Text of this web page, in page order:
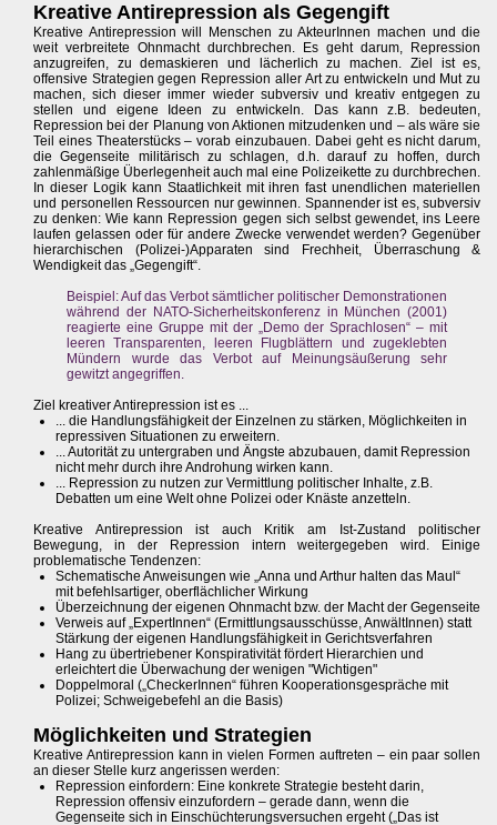
Kreative Antirepression als Gegengift
Kreative Antirepression will Menschen zu AkteurInnen machen und die
weit verbreitete Ohnmacht durchbrechen. Es geht darum, Repression
anzugreifen, zu demaskieren und lächerlich zu machen. Ziel ist es,
offensive Strategien gegen Repression aller Art zu entwickeln und Mut zu
machen, sich dieser immer wieder subversiv und kreativ entgegen zu
stellen und eigene Ideen zu entwickeln. Das kann z.B. bedeuten,
Repression bei der Planung von Aktionen mitzudenken und – als wäre sie
Teil eines Theaterstücks – vorab einzubauen. Dabei geht es nicht darum,
die Gegenseite militärisch zu schlagen, d.h. darauf zu hoffen, durch
zahlenmäßige Überlegenheit auch mal eine Polizeikette zu durchbrechen.
In dieser Logik kann Staatlichkeit mit ihren fast unendlichen materiellen
und personellen Ressourcen nur gewinnen. Spannender ist es, subversiv
zu denken: Wie kann Repression gegen sich selbst gewendet, ins Leere
laufen gelassen oder für andere Zwecke verwendet werden? Gegenüber
hierarchischen (Polizei-)Apparaten sind Frechheit, Überraschung &
Wendigkeit das „Gegengift“.
Beispiel: Auf das Verbot sämtlicher politischer Demonstrationen
während der NATO-Sicherheitskonferenz in München (2001)
reagierte eine Gruppe mit der „Demo der Sprachlosen“ – mit
leeren Transparenten, leeren Flugblättern und zugeklebten
Mündern wurde das Verbot auf Meinungsäußerung sehr
gewitzt angegriffen.
Ziel kreativer Antirepression ist es ...
... die Handlungsfähigkeit der Einzelnen zu stärken, Möglichkeiten in
repressiven Situationen zu erweitern.
... Autorität zu untergraben und Ängste abzubauen, damit Repression
nicht mehr durch ihre Androhung wirken kann.
... Repression zu nutzen zur Vermittlung politischer Inhalte, z.B.
Debatten um eine Welt ohne Polizei oder Knäste anzetteln.
Kreative Antirepression ist auch Kritik am Ist-Zustand politischer
Bewegung, in der Repression intern weitergegeben wird. Einige
problematische Tendenzen:
Schematische Anweisungen wie „Anna und Arthur halten das Maul“
mit befehlsartiger, oberflächlicher Wirkung
Überzeichnung der eigenen Ohnmacht bzw. der Macht der Gegenseite
Verweis auf „ExpertInnen“ (Ermittlungsausschüsse, AnwältInnen) statt
Stärkung der eigenen Handlungsfähigkeit in Gerichtsverfahren
Hang zu übertriebener Konspirativität fördert Hierarchien und
erleichtert die Überwachung der wenigen "Wichtigen"
Doppelmoral („CheckerInnen“ führen Kooperationsgespräche mit
Polizei; Schweigebefehl an die Basis)
Möglichkeiten und Strategien
Kreative Antirepression kann in vielen Formen auftreten – ein paar sollen
an dieser Stelle kurz angerissen werden:
Repression einfordern: Eine konkrete Strategie besteht darin,
Repression offensiv einzufordern – gerade dann, wenn die
Gegenseite sich in Einschüchterungsversuchen ergeht („Das ist